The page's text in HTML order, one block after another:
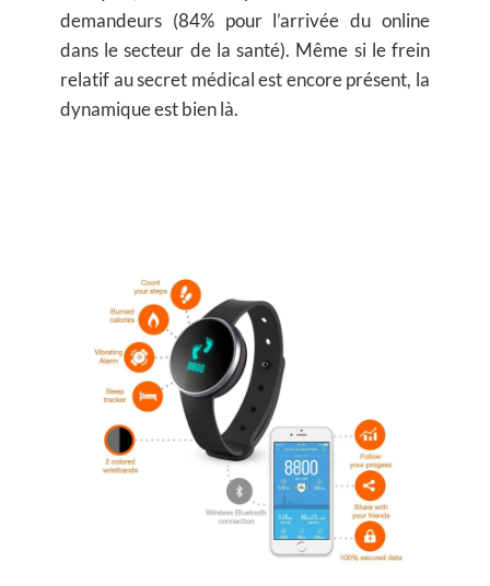
demandeurs (84% pour l’arrivée du online
dans le secteur de la santé). Même si le frein
relatif au secret médical est encore présent, la
dynamique est bien là.